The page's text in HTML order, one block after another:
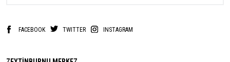
FACEBOOK TWITTER INSTAGRAM